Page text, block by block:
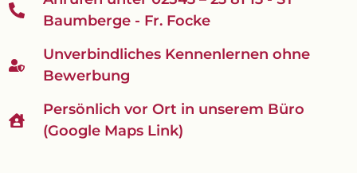
Baumberge - Fr. Focke
Unverbindliches Kennenlernen ohne
Bewerbung
Persönlich vor Ort in unserem Büro
(Google Maps Link)